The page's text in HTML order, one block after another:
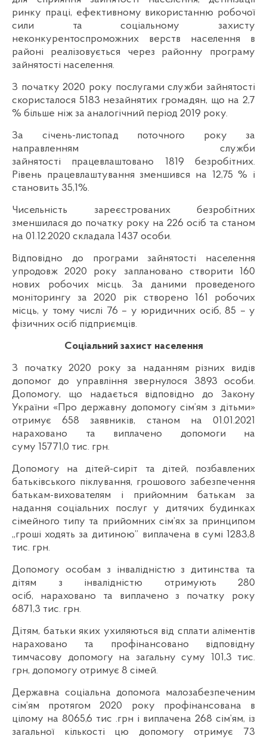
ринку праці, ефективному використанню робочої
сили та соціальному захисту
неконкурентоспроможних верств населення в
районі реалізовується через районну програму
зайнятості населення.
З початку 2020 року послугами служби зайнятості
скористалося 5183 незайнятих громадян, що на 2,7
% більше ніж за аналогічний період 2019 року.
За січень-листопад поточного року за
направленням служби
зайнятості працевлаштовано 1819 безробітних.
Рівень працевлаштування зменшився на 12,75 % і
становить 35,1%.
Чисельність зареєстрованих безробітних
зменшилася до початку року на 226 осіб та станом
на 01.12.2020 складала 1437 особи.
Відповідно до програми зайнятості населення
упродовж 2020 року заплановано створити 160
нових робочих місць. За даними проведеного
моніторингу за 2020 рік створено 161 робочих
місць, у тому числі 76 – у юридичних осіб, 85 – у
фізичних осіб підприємців.
Соціальний захист населення
З початку 2020 року за наданням різних видів
допомог до управління звернулося 3893 особи.
Допомогу, що надається відповідно до Закону
України «Про державну допомогу сім’ям з дітьми»
отримує 658 заявників, станом на 01.01.2021
нараховано та виплачено допомоги на
суму 15771,0 тис. грн.
Допомогу на дітей-сиріт та дітей, позбавлених
батьківського піклування, грошового забезпечення
батькам-вихователям і прийомним батькам за
надання соціальних послуг у дитячих будинках
сімейного типу та прийомних сім’ях за принципом
„гроші ходять за дитиною” виплачена в сумі 1283,8
тис. грн.
Допомогу особам з інвалідністю з дитинства та
дітям з інвалідністю отримують 280
осіб, нараховано та виплачено з початку року
6871,3 тис. грн.
Дітям, батьки яких ухиляються від сплати аліментів
нараховано та профінансовано відповідну
тимчасову допомогу на загальну суму 101,3 тис.
грн, допомогу отримує 8 сімей.
Державна соціальна допомога малозабезпеченим
сім’ям протягом 2020 року профінансована в
цілому на 8065,6 тис .грн і виплачена 268 сім’ям, із
загальної кількості цю допомогу отримує 73